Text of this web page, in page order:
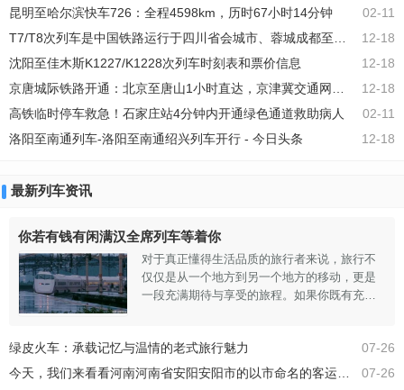
车，始发站；第二
02-11
昆明至哈尔滨快车726：全程4598km，历时67小时14分钟
12-18
12-18
沈阳至佳木斯K1227/K1228次列车时刻表和票价信息
12-18
02-11
高铁临时停车救急！石家庄站4分钟内开通绿色通道救助病人
12-18
洛阳至南通列车-洛阳至南通绍兴列车开行 - 今日头条
最新列车资讯
你若有钱有闲满汉全席列车等着你
对于真正懂得生活品质的旅行者来说，旅行不
仅仅是从一个地方到另一个地方的移动，更是
一段充满期待与享受的旅程。如果你既有充裕
致享受的旅客打造，它不仅仅是一辆普通的运
输工具，更是一座移动的豪华餐厅，带你穿越
07-26
绿皮火车：承载记忆与温情的老式旅行魅力
07-26